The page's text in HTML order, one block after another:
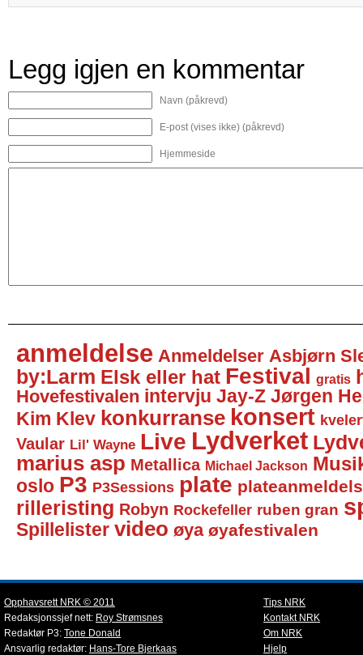
Legg igjen en kommentar
Navn (påkrevd)
E-post (vises ikke) (påkrevd)
Hjemmeside
anmeldelse Anmeldelser Asbjørn
by:Larm Elsk eller hat Festival gratis
Hovefestivalen intervju Jay-Z Jørgen
Kim Klev konkurranse konsert
Vaular Lil' Wayne Live Lydverket
marius asp Metallica Michael Jackson
oslo P3 P3Sessions plate
rilleristing Robyn Rockefeller ruben gran
Spillelister video øya øyafestivalen
Opphavsrett NRK © 2011
Redaksjonssjef nett: Roy Strømsnes
Redaktør P3: Tone Donald
Ansvarlig redaktør: Hans-Tore Bjerkaas
Tips NRK
Kontakt NRK
Om NRK
Hjelp